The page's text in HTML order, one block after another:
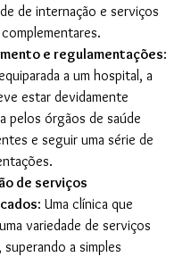
de internação e serviços
e regulamentações:
a um hospital, a
estar devidamente
pelos órgãos de saúde
e seguir uma série de
de serviços
: Uma clínica que
variedade de serviços
superando a simples